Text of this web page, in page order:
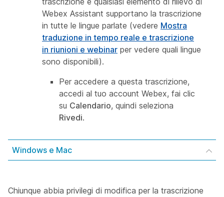
Webex Assistant supportano la trascrizione
in tutte le lingue parlate (vedere Mostra
traduzione in tempo reale e trascrizione
in riunioni e webinar per vedere quali lingue
sono disponibili).
Per accedere a questa trascrizione,
accedi al tuo account Webex, fai clic
su Calendario, quindi seleziona
Rivedi.
Windows e Mac
Chiunque abbia privilegi di modifica per la trascrizione